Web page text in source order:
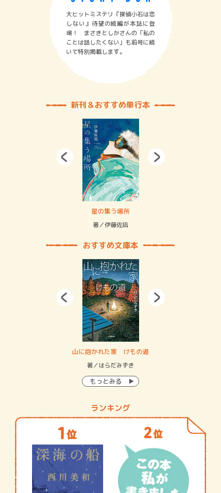
大ヒットミステリ『探偵小石は恋
しない』待望の続編が本誌に登
場！ まさきとしかさんの「私の
ことは話したくない」も前号に続
いて特別掲載します。
新刊＆おすすめ単行本
星の集う場所
著／伊藤佐凪
おすすめ文庫本
山に抱かれた家 けもの道
著／はらだみずき
もっとみる
ランキング